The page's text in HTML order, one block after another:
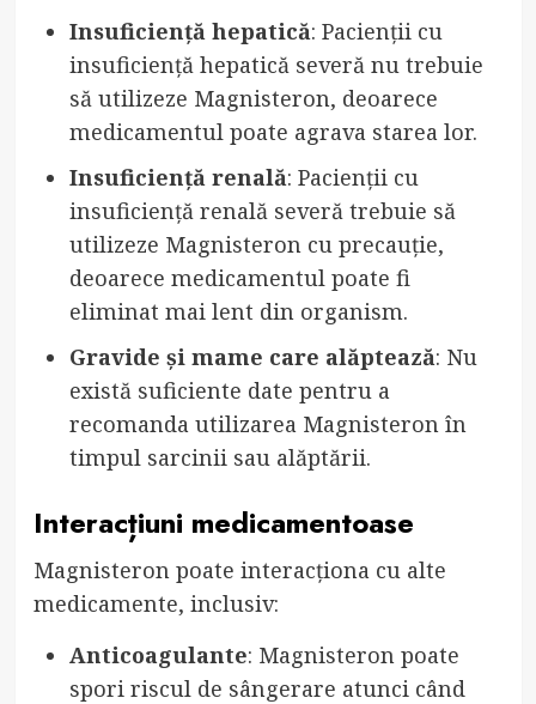
Insuficiență hepatică: Pacienții cu
insuficiență hepatică severă nu trebuie
să utilizeze Magnisteron, deoarece
medicamentul poate agrava starea lor.
Insuficiență renală: Pacienții cu
insuficiență renală severă trebuie să
utilizeze Magnisteron cu precauție,
deoarece medicamentul poate fi
eliminat mai lent din organism.
Gravide și mame care alăptează: Nu
există suficiente date pentru a
recomanda utilizarea Magnisteron în
timpul sarcinii sau alăptării.
Interacțiuni medicamentoase
Magnisteron poate interacționa cu alte
medicamente, inclusiv:
Anticoagulante: Magnisteron poate
spori riscul de sângerare atunci când